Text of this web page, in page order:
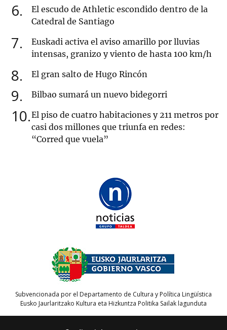
6
El escudo de Athletic escondido dentro de la
Catedral de Santiago
7
Euskadi activa el aviso amarillo por lluvias
intensas, granizo y viento de hasta 100 km/h
8 El gran salto de Hugo Rincón
9 Bilbao sumará un nuevo bidegorri
10 El piso de cuatro habitaciones y 211 metros por
casi dos millones que triunfa en redes:
“Corred que vuela”
Subvencionada por el Departamento de Cultura y Política Lingüística
Eusko Jaurlaritzako Kultura eta Hizkuntza Politika Sailak lagunduta